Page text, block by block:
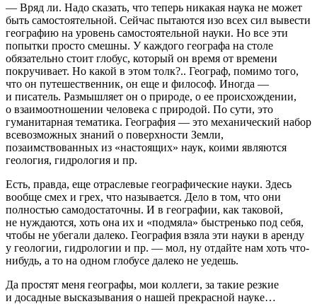
— Вряд ли. Надо сказать, что теперь никакая наука не может
быть самостоятельной. Сейчас пытаются изо всех сил вывести
географию на уровень самостоятельной науки. Но все эти
попытки просто смешны. У каждого географа на столе
обязательно стоит глобус, который он время от времени
покручивает. Но какой в этом толк?.. Географ, помимо того,
что он путешественник, он еще и философ. Иногда —
и писатель. Размышляет он о природе, о ее происхождении,
о взаимоотношении человека с природой. По сути, это
гуманитарная тематика. География — это механический набор
всевозможных знаний о поверхности Земли,
позаимствованных из «настоящих» наук, коими являются
геология, гидрология и пр.
Есть, правда, еще отраслевые географические науки. Здесь
вообще смех и грех, что называется. Дело в том, что они
полностью самодостаточны. И в географии, как таковой,
не нуждаются, хоть она их и «подмяла» быстренько под себя,
чтобы не убегали далеко. География взяла эти науки в аренду
у геологии, гидрологии и пр. — мол, ну отдайте нам хоть что-
нибудь, а то на одном глобусе далеко не уедешь.
Да простят меня географы, мои коллеги, за такие резкие
и досадные высказывания о нашей прекрасной науке…